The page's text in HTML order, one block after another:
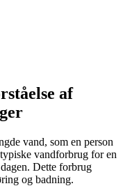
af
vand, som en person
vandforbrug for en
Dette forbrug
og badning.